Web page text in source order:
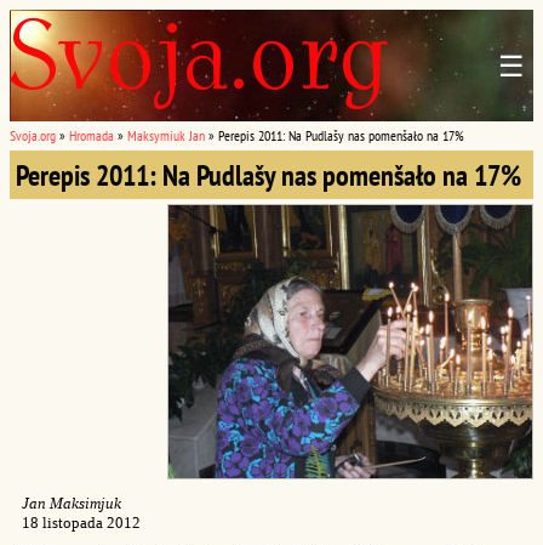
☰
Svoja.org » Hromada » Maksymiuk Jan » Perepis 2011: Na Pudlašy nas pomenšało na 17%
Perepis 2011: Na Pudlašy nas pomenšało na 17%
Jan Maksimjuk
18 listopada 2012